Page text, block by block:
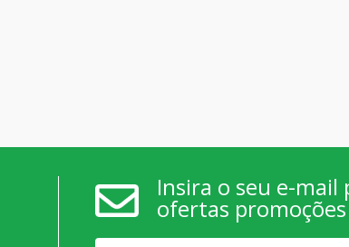
Insira o seu e-mail
ofertas promoções